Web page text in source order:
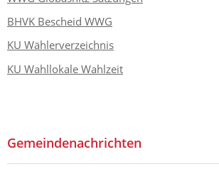
BHVK Bescheid WWG
KU Wählerverzeichnis
KU Wahllokale Wahlzeit
Gemeindenachrichten